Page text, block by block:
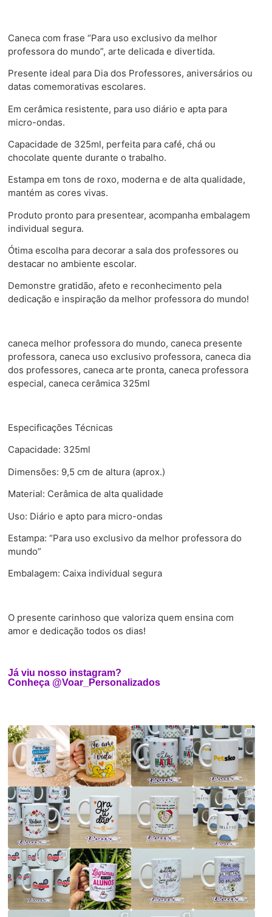
Caneca com frase “Para uso exclusivo da melhor
professora do mundo”, arte delicada e divertida.
Presente ideal para Dia dos Professores, aniversários ou
datas comemorativas escolares.
Em cerâmica resistente, para uso diário e apta para
micro-ondas.
Capacidade de 325ml, perfeita para café, chá ou
chocolate quente durante o trabalho.
Estampa em tons de roxo, moderna e de alta qualidade,
mantém as cores vivas.
Produto pronto para presentear, acompanha embalagem
individual segura.
Ótima escolha para decorar a sala dos professores ou
destacar no ambiente escolar.
Demonstre gratidão, afeto e reconhecimento pela
dedicação e inspiração da melhor professora do mundo!
caneca melhor professora do mundo, caneca presente
professora, caneca uso exclusivo professora, caneca dia
dos professores, caneca arte pronta, caneca professora
especial, caneca cerâmica 325ml
Especificações Técnicas
Capacidade: 325ml
Dimensões: 9,5 cm de altura (aprox.)
Material: Cerâmica de alta qualidade
Uso: Diário e apto para micro-ondas
Estampa: “Para uso exclusivo da melhor professora do
mundo”
Embalagem: Caixa individual segura
O presente carinhoso que valoriza quem ensina com
amor e dedicação todos os dias!
Já viu nosso instagram?
Conheça @Voar_Personalizados